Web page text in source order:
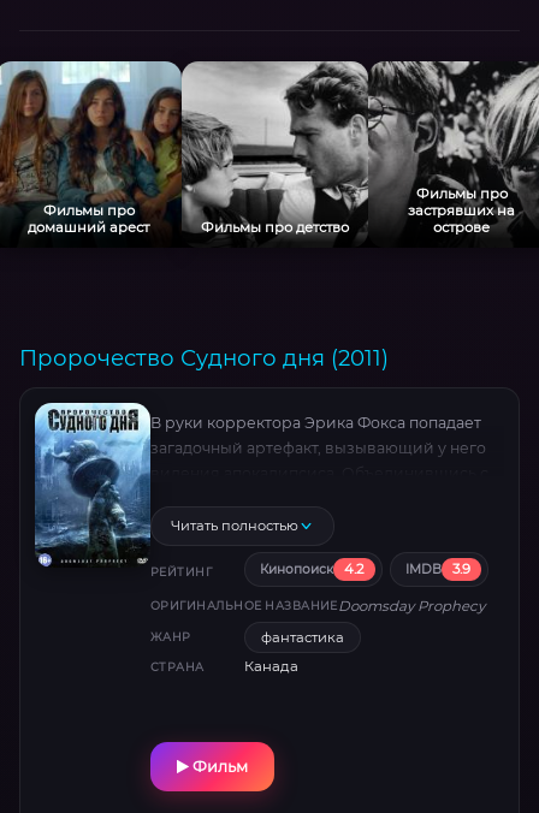
Фильмы про
домашний арест
Фильмы про детство
Фильмы про
застрявших на
острове
Пророчество Судного дня (2011)
В руки корректора Эрика Фокса попадает
загадочный артефакт, вызывающий у него
разгадать тайну артефакта и спасти мир,
скрываясь при этом от правительственных
агентов…
Читать полностью
РЕЙТИНГ Кинопоиск 4.2 IMDB 3.9
ОРИГИНАЛЬНОЕ НАЗВАНИЕDoomsday Prophecy
ЖАНР фантастика
СТРАНА Канада
Фильм